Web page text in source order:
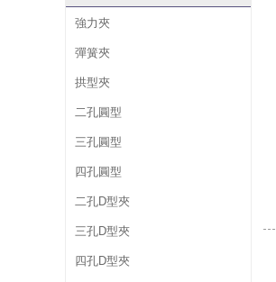
強力夾
彈簧夾
拱型夾
二孔圓型
三孔圓型
四孔圓型
二孔D型夾
三孔D型夾
四孔D型夾